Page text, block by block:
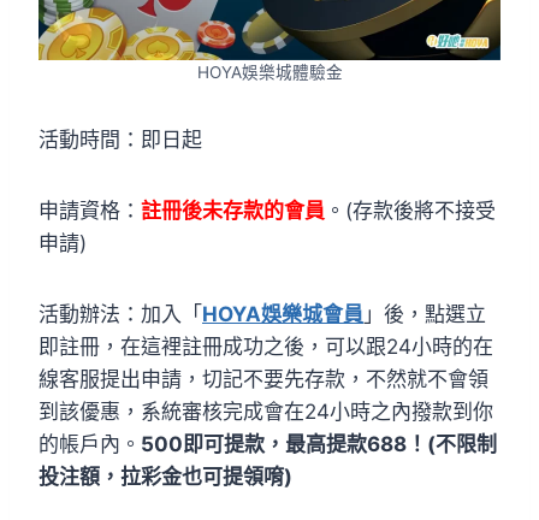
HOYA娛樂城體驗金
活動時間：即日起
申請資格： 註冊後未存款的會員 。(存款後將不接受
申請)
活動辦法：加入「HOYA娛樂城會員 」後，點選立
即註冊，在這裡註冊成功之後，可以跟24小時的在
線客服提出申請，切記不要先存款，不然就不會領
到該優惠，系統審核完成會在24小時之內撥款到你
的帳戶內。 500即可提款，最高提款688！(不限制
投注額，拉彩金也可提領唷)